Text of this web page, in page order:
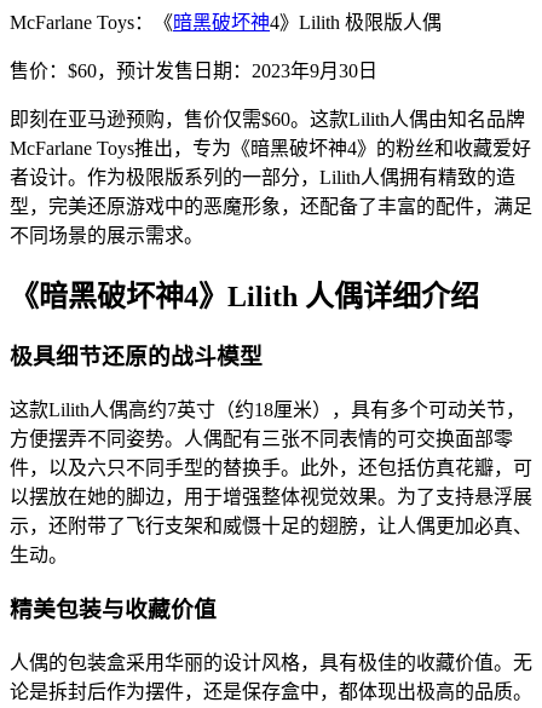
McFarlane Toys：《暗黑破坏神4》Lilith 极限版人偶
售价：$60，预计发售日期：2023年9月30日
即刻在亚马逊预购，售价仅需$60。这款Lilith人偶由知名品牌
McFarlane Toys推出，专为《暗黑破坏神4》的粉丝和收藏爱好
者设计。作为极限版系列的一部分，Lilith人偶拥有精致的造
型，完美还原游戏中的恶魔形象，还配备了丰富的配件，满足
不同场景的展示需求。
《暗黑破坏神4》Lilith 人偶详细介绍
极具细节还原的战斗模型
这款Lilith人偶高约7英寸（约18厘米），具有多个可动关节，
方便摆弄不同姿势。人偶配有三张不同表情的可交换面部零
件，以及六只不同手型的替换手。此外，还包括仿真花瓣，可
以摆放在她的脚边，用于增强整体视觉效果。为了支持悬浮展
示，还附带了飞行支架和威慑十足的翅膀，让人偶更加必真、
生动。
精美包装与收藏价值
人偶的包装盒采用华丽的设计风格，具有极佳的收藏价值。无
论是拆封后作为摆件，还是保存盒中，都体现出极高的品质。